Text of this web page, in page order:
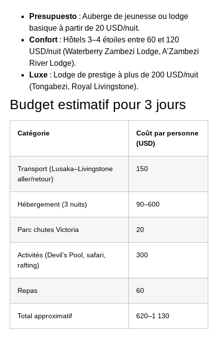
Presupuesto : Auberge de jeunesse ou lodge
basique à partir de 20 USD/nuit.
Confort : Hôtels 3–4 étoiles entre 60 et 120
USD/nuit (Waterberry Zambezi Lodge, A’Zambezi
River Lodge).
Luxe : Lodge de prestige à plus de 200 USD/nuit
(Tongabezi, Royal Livingstone).
Budget estimatif pour 3 jours
Catégorie
Coût par personne
(USD)
Transport (Lusaka–Livingstone
aller/retour)
150
Hébergement (3 nuits) 90–600
Parc chutes Victoria 20
Activités (Devil’s Pool, safari,
rafting)
300
Repas 60
Total approximatif 620–1 130